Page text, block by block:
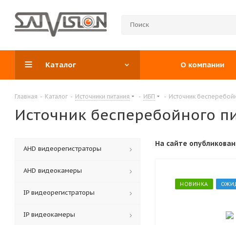
Каталог О компании
Главная - Каталог - Источники питания - ИБП - Источник
Источник бесперебойного
На сайте
НОВИНКА
АНD видеорегистраторы
AHD видеокамеры
IP видеорегистраторы
IP видеокамеры